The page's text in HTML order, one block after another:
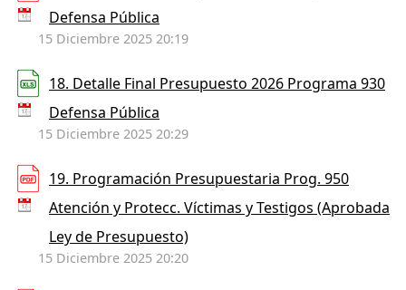
Defensa Pública
15 Diciembre 2025 20:19
18. Detalle Final Presupuesto 2026 Programa 930
Defensa Pública
15 Diciembre 2025 20:29
19. Programación Presupuestaria Prog. 950
Atención y Protecc. Víctimas y Testigos (Aprobada
Ley de Presupuesto)
15 Diciembre 2025 20:20